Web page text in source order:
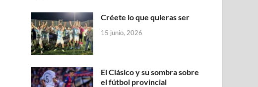
Créete lo que quieras ser
15 junio, 2026
El Clásico y su sombra sobre
el fútbol provincial